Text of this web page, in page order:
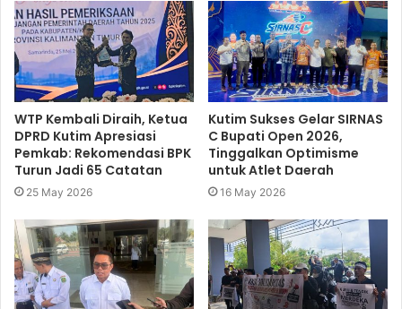
WTP Kembali Diraih, Ketua
DPRD Kutim Apresiasi
Pemkab: Rekomendasi BPK
Turun Jadi 65 Catatan
25 May 2026
Kutim Sukses Gelar SIRNAS
C Bupati Open 2026,
Tinggalkan Optimisme
untuk Atlet Daerah
16 May 2026